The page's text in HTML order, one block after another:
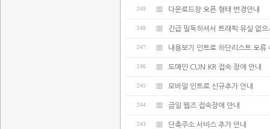
249 다운로드창 오픈 형태 변경안내
248 긴급 필독하셔서 트래픽 유실 없
247 내용보기 인트로 하단리스트 오류
246 도메인 CUN.KR 접속 장애 안내
245 모바일 인트로 신규추가 안내
244 금일 웹즈 접속장애 안내
243 단축주소 서비스 추가 안내